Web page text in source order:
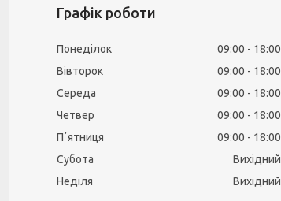
Графік роботи
Понеділок 09:00
18:00
Вівторок
09:00
18:00
Середа
09:00
18:00
Четвер
09:00
18:00
Пʼятниця
09:00
18:00
Субота
Вихідний
Неділя
Вихідний